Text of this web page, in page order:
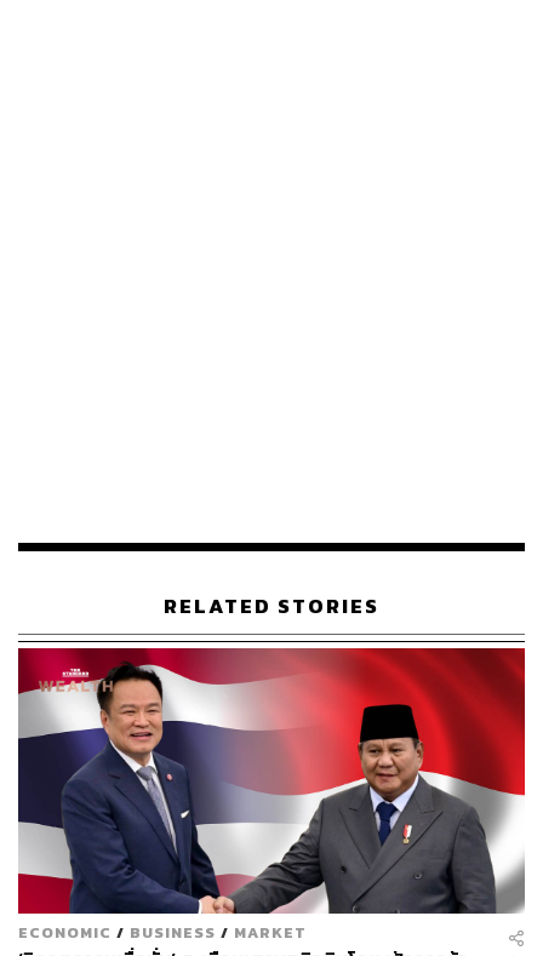
เข้าไม่ถึงการตรวจ ดังนั้นการตั้งรับก็คือการรักษา วันนี้ก็เป็น
แผลพุพองที่ระเบิดออกมาให้เห็น”
คุณหญิงสุดารัตน์กล่าวอีกว่า เราเห็นตัวเลขผู้ที่อาการสาหัส
ทะลุ 300 ราย และการเสียชีวิตใน 20 กว่าวันที่ผ่านมาก็สูงถึง
27 ราย อัตราการตายและอัตราการป่วยสาหัสจะสูงขึ้นอีก
เพราะระบบการจัดการที่เราไม่เป็นระบบและมั่วมาก อย่างที่
มีการตั้งโรงพยาบาลสนามที่ไม่เหมาะสมกับการรักษาโรค
อาจเป็นแหล่งแพร่เชื้อใหม่ในโรคอื่นๆ เพิ่มเติมขึ้นมา
“ถ้าเป็นดิฉัน จะรีบกระจายงบให้โรงพยาบาล ไม่ใช่ตั้งศูนย์โค
วิด-19 เต็มไปหมด แต่กอดอำนาจไว้ตรงกลาง เพราะผู้อำนวย
การ (ผอ.) โรงพยาบาลจะรู้เลยว่าจำนวนคนไข้ที่ไม่มีเตียงมี
RELATED STORIES
ECONOMIC / BUSINESS / MARKET